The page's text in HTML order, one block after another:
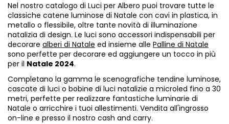
Nel nostro catalogo di Luci per Albero puoi trovare tutte le
classiche catene luminose di Natale con cavi in plastica, in
metallo o flessibile, oltre tante novità di illuminazione
natalizia di design. Le luci sono accessori indispensabili per
decorare alberi di Natale ed insieme alle Palline di Natale
sono perfette per decorare ed aggiungere un tocco in più
per il Natale 2024.
Completano la gamma le scenografiche tendine luminose,
cascate di luci o bobine di luci natalizie a microled fino a 30
metri, perfette per realizzare fantastiche luminarie di
Natale o arricchire i tuoi allestimenti. Vendita all'ingrosso
on-line e presso il nostro cash and carry.